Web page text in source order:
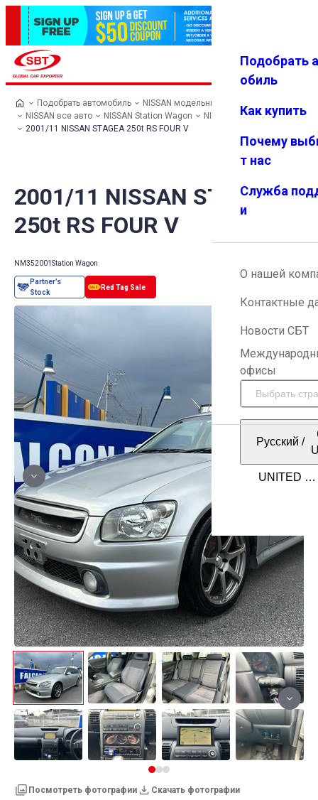
Избранн
Меню
Подобрать
обиль
Как купить
Почему
т нас
Служба
и
О нашей
Контактные
Новости СБТ
офисы
Русский /
Подобрать автомобиль
NISSAN модельный ряд
NISSAN все авто
NISSAN Station Wagon
NISSAN STAGEA
2001/11 NISSAN STAGEA 250t RS FOUR V
2001/11 NISSAN STAGEA
250t RS FOUR V
NM352001 Station Wagon
Посмотреть фотографии Скачать фотографии